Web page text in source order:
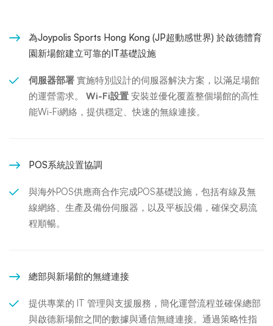
為Joypolis Sports Hong Kong (JP超動感世界) 於啟德體育
園新場館建立可靠的IT基礎設施
伺服器部署 實施特別設計的伺服器解決方案，以滿足場館
的運營需求。 Wi-Fi設置 安裝並優化覆蓋整個場館的高性
能Wi-Fi網絡，提供穩定、快速的無線連接。
POS系統設置協調
與海外POS供應商合作完成POS基礎設施，包括有線及無
線網絡、生產及備份伺服器，以及平板設備，確保交易流
程順暢。
總部與新場館的無縫連接
提供專業的 IT 管理與支援服務，簡化運營流程並確保總部
與啟德新場館之間的數據與通信無縫連接。通過策略性指